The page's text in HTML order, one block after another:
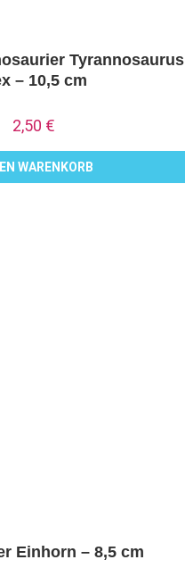
Tyrannosaurus
– 10,5 cm
2,50 €
WARENKORB
Einhorn – 8,5 cm